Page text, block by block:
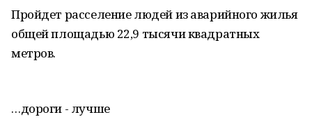
Пройдет расселение людей из аварийного жилья
общей площадью 22,9 тысячи квадратных
метров.
…дороги - лучше